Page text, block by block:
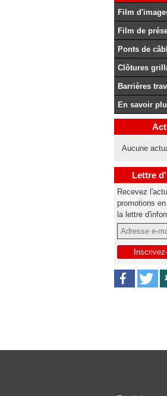
Film
Film de
Ponts de
Clôtures
Barrières
En savoir
Aucune
Lettre
Recevez
promotions
la lettre